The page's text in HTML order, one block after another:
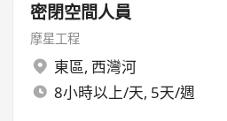
密閉空間人員
摩星工程
東區, 西灣河
8小時以上/天, 5天/週